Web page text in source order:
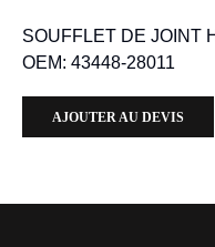
SOUFFLET DE JOINT
OEM: 43448-28011
AJOUTER AU DEVIS